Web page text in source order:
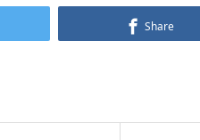
Share